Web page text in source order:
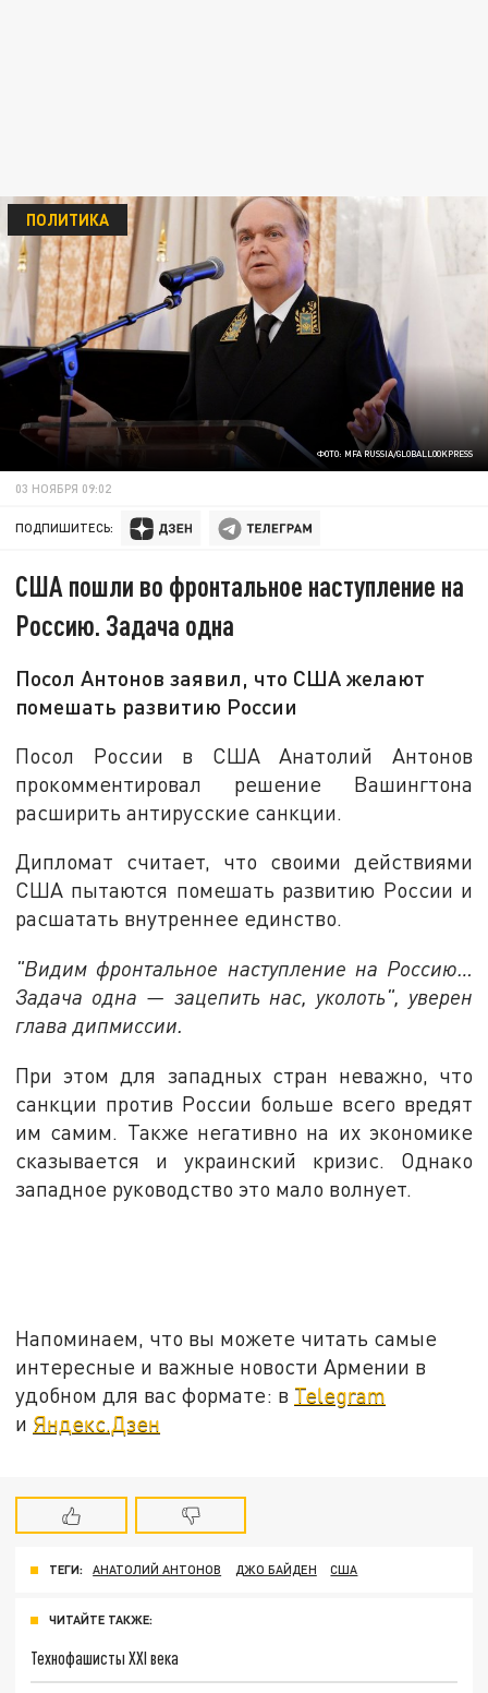
ФОТО: MFA RUSSIA/GLOBALLOOKPRESS
ПОЛИТИКА
03 НОЯБРЯ 09:02
ПОДПИШИТЕСЬ:
США пошли во фронтальное наступление на
Россию. Задача одна
Посол Антонов заявил, что США желают
помешать развитию России
Посол России в США Анатолий Антонов
прокомментировал решение Вашингтона
расширить антирусские санкции.
Дипломат считает, что своими действиями
США пытаются помешать развитию России и
расшатать внутреннее единство.
"Видим фронтальное наступление на Россию…
Задача одна — зацепить нас, уколоть", уверен
глава дипмиссии.
При этом для западных стран неважно, что
санкции против России больше всего вредят
им самим. Также негативно на их экономике
сказывается и украинский кризис. Однако
западное руководство это мало волнует.
Напоминаем, что вы можете читать самые
интересные и важные новости Армении в
удобном для вас формате: в Telegram
и Яндекс.Дзен
ТЕГИ: АНАТОЛИЙ АНТОНОВ ДЖО БАЙДЕН США
ЧИТАЙТЕ ТАКЖЕ:
Технофашисты XXI века